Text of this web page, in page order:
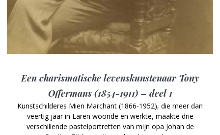
Een charismatische levenskunstenaar Tony
Offermans (1854-1911) – deel 1
Kunstschilderes Mien Marchant (1866-1952), die meer dan
veertig jaar in Laren woonde en werkte, maakte drie
verschillende pastelportretten van mijn opa Johan de